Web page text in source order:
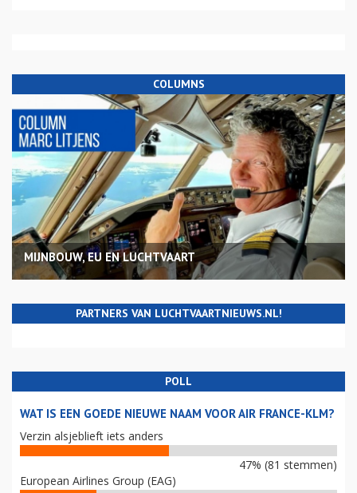
COLUMNS
MIJNBOUW, EU EN LUCHTVAART
PARTNERS VAN LUCHTVAARTNIEUWS.NL!
POLL
WAT IS EEN GOEDE NIEUWE NAAM VOOR AIR FRANCE-KLM?
Verzin alsjeblieft iets anders
47% (81 stemmen)
European Airlines Group (EAG)